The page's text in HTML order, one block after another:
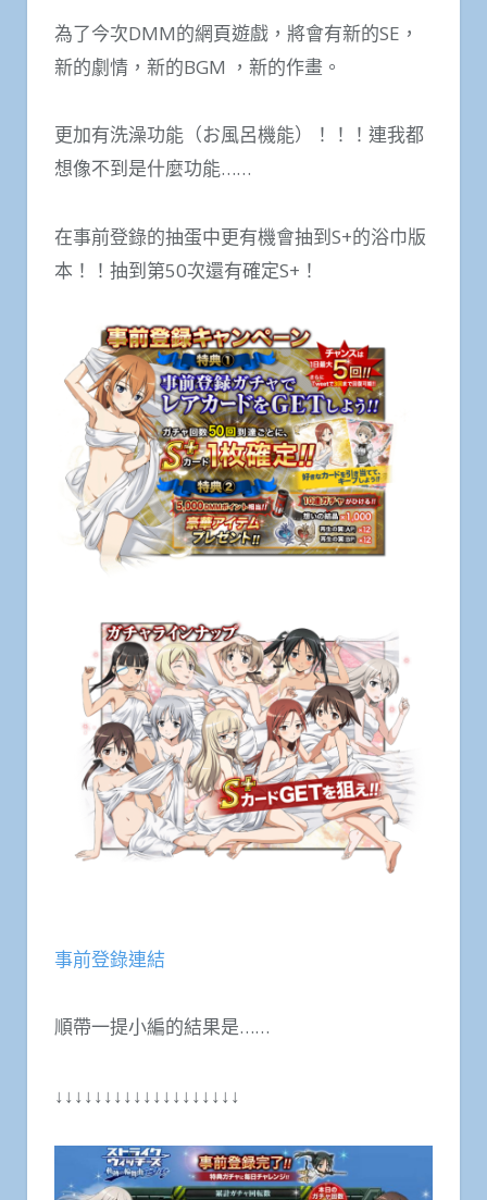
為了今次DMM的網頁遊戲，將會有新的SE，
新的劇情，新的BGM ，新的作畫。
更加有洗澡功能（お風呂機能）！！！連我都
想像不到是什麼功能……
在事前登錄的抽蛋中更有機會抽到S+的浴巾版
本！！抽到第50次還有確定S+！
事前登錄連結
順帶一提小編的結果是……
↓↓↓↓↓↓↓↓↓↓↓↓↓↓↓↓↓↓↓